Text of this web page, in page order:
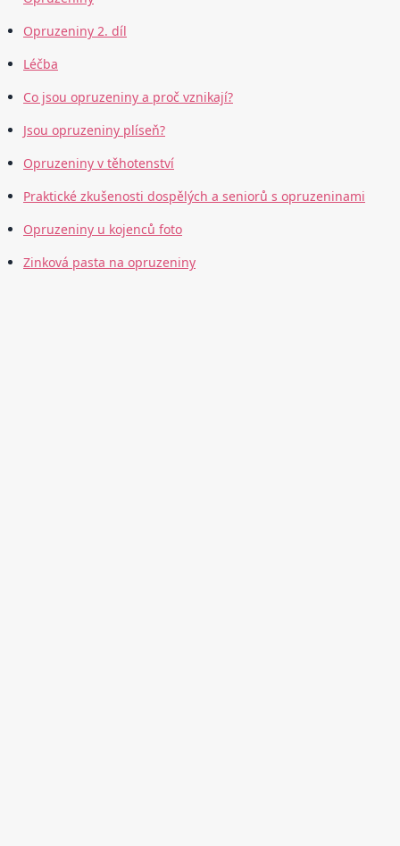
Opruzeniny 2. díl
Léčba
Co jsou opruzeniny a proč vznikají?
Jsou opruzeniny plíseň?
Opruzeniny v těhotenství
Praktické zkušenosti dospělých a seniorů s opruzeninami
Opruzeniny u kojenců foto
Zinková pasta na opruzeniny